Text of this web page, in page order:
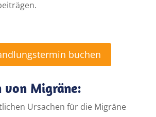
buchen
von Migräne:
Ursachen für die Migräne